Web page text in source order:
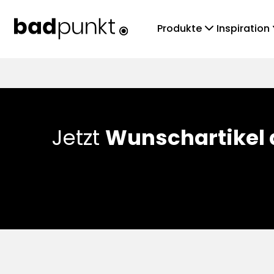
Produkte chevronDown Inspiration
Jetzt Wunschartikel